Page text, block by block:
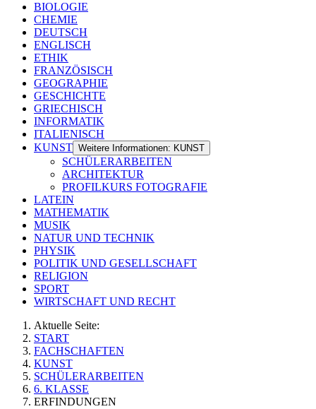
BIOLOGIE
CHEMIE
DEUTSCH
ENGLISCH
ETHIK
FRANZÖSISCH
GEOGRAPHIE
GESCHICHTE
GRIECHISCH
INFORMATIK
ITALIENISCH
KUNST Weitere Informationen: KUNST
SCHÜLERARBEITEN
ARCHITEKTUR
PROFILKURS FOTOGRAFIE
LATEIN
MATHEMATIK
MUSIK
NATUR UND TECHNIK
PHYSIK
POLITIK UND GESELLSCHAFT
RELIGION
SPORT
WIRTSCHAFT UND RECHT
Aktuelle Seite:
START
FACHSCHAFTEN
KUNST
SCHÜLERARBEITEN
6. KLASSE
ERFINDUNGEN